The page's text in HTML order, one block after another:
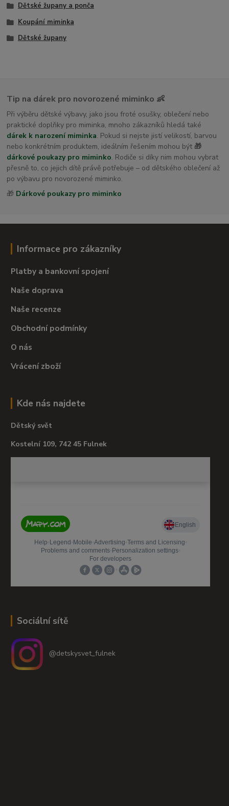
Dětské župany a ponča
Koupání miminka
Dětské župany
Tip na dárek pro novorozené miminko 👶
Při výběru dětské výbavy, jako jsou froté osušky, oblečení nebo
praktické doplňky pro miminka, mnoho zákazníků hledá také
dárek k narození miminka. Pokud si nejste jistí velikostí, barvou
nebo konkrétním produktem, ideálním řešením mohou být 🎁
dárkové poukazy pro miminko. Rodiče si díky nim mohou vybrat
přesně to, co jejich dítě právě potřebuje – od dětského oblečení až
po výbavu pro novorozené miminko.
🎁 Dárkové poukazy pro miminko
Informace pro zákazníky
Platby a bankovní spojení
Naše doprava
Naše recenze
Obchodní podmínky
O nás
Vrácení zboží
Kde nás najdete
Dětský svět
Kostelní 109, 742 45 Fulnek
Sociální sítě
@detskysvet_fulnek